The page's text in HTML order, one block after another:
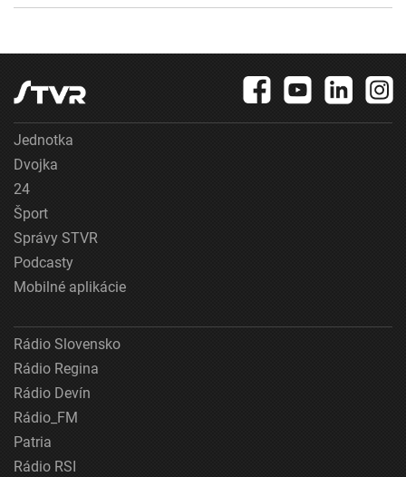
Jednotka
Dvojka
24
Šport
Správy STVR
Podcasty
Mobilné aplikácie
Rádio Slovensko
Rádio Regina
Rádio Devín
Rádio_FM
Patria
Rádio RSI